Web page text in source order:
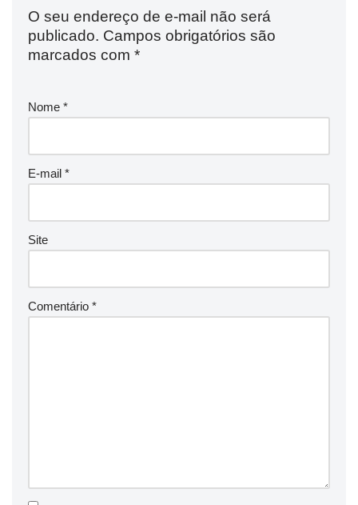
O seu endereço de e-mail não será
publicado. Campos obrigatórios são
marcados com *
Nome *
E-mail *
Site
Comentário *